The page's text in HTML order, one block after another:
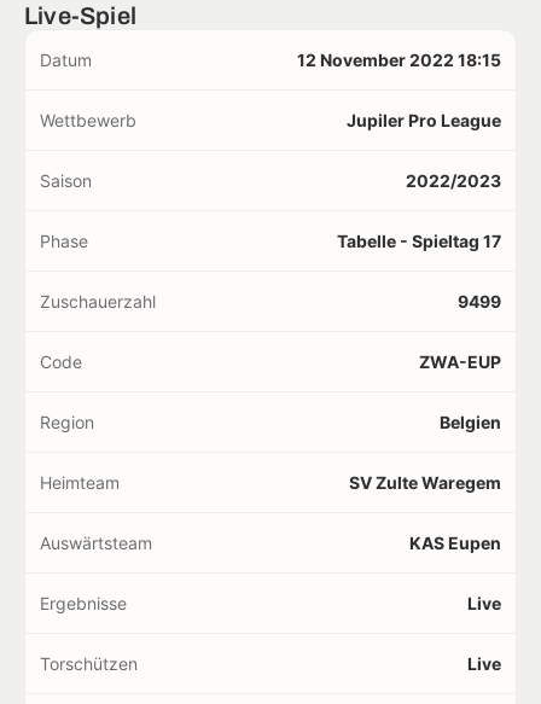
Live-Spiel
Datum 12 November 2022 18:15
Wettbewerb Jupiler Pro League
Saison 2022/2023
Phase Tabelle - Spieltag 17
Zuschauerzahl 9499
Code ZWA-EUP
Region Belgien
Heimteam SV Zulte Waregem
Auswärtsteam KAS Eupen
Ergebnisse Live
Torschützen Live